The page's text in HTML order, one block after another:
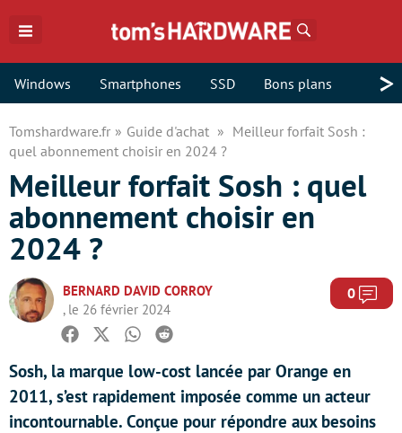
Windows Smartphones SSD Bons plans >
Tomshardware.fr Guide d'achat
Meilleur forfait Sosh :
quel abonnement choisir en 2024 ?
Meilleur forfait Sosh : quel
abonnement choisir en
2024 ?
BERNARD DAVID CORROY
, le 26 février 2024
0
Facebook
TwitterWhatsapp
Reddit
Sosh, la marque low-cost lancée par Orange en
2011, s’est rapidement imposée comme un acteur
incontournable. Conçue pour répondre aux besoins